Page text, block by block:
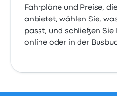
Fahrpläne und Preise,
anbietet, wählen Sie,
passt, und schließen Sie
online oder in der